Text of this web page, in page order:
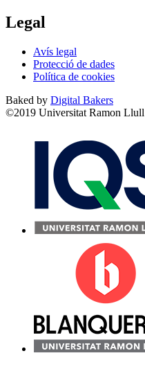
Legal
Avís legal
Protecció de dades
Política de cookies
Baked by Digital Bakers
©2019 Universitat Ramon